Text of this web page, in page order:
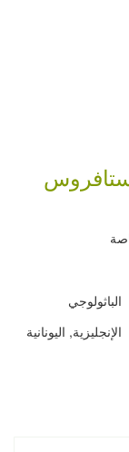
الباثولوجي
الإنجليزية, اليونانية